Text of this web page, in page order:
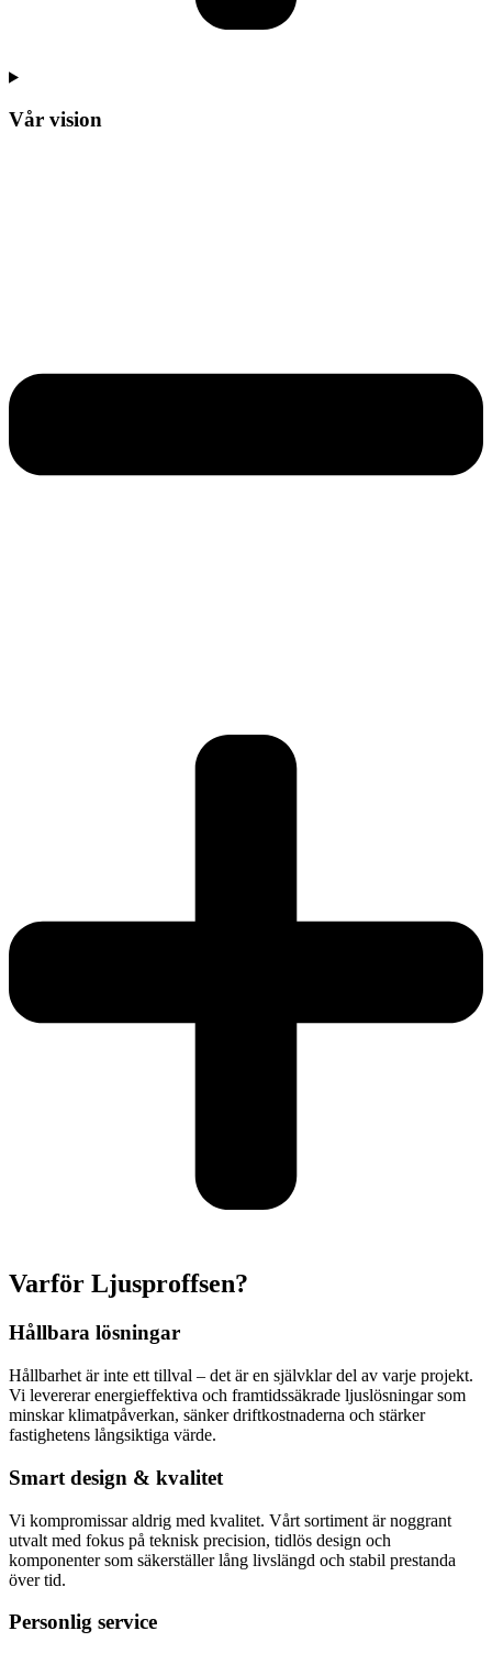
Vår vision
Varför Ljusproffsen?
Hållbara lösningar
Hållbarhet är inte ett tillval – det är en självklar del av varje projekt.
Vi levererar energieffektiva och framtidssäkrade ljuslösningar som
minskar klimatpåverkan, sänker driftkostnaderna och stärker
fastighetens långsiktiga värde.
Smart design & kvalitet
Vi kompromissar aldrig med kvalitet. Vårt sortiment är noggrant
utvalt med fokus på teknisk precision, tidlös design och
komponenter som säkerställer lång livslängd och stabil prestanda
över tid.
Personlig service